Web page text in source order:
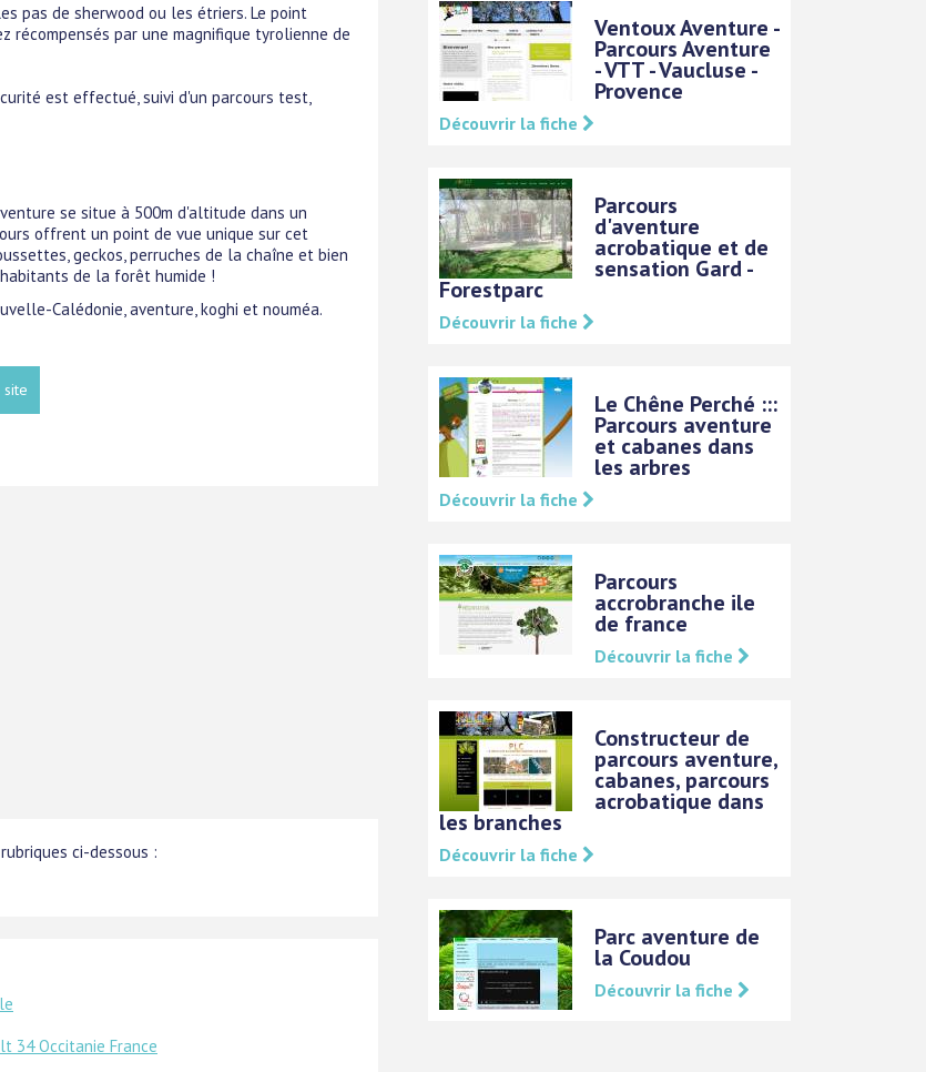
pas de sherwood ou les étriers. Le point
récompensés par une magnifique tyrolienne de
est effectué, suivi d'un parcours test,
se situe à 500m d'altitude dans un
offrent un point de vue unique sur cet
geckos, perruches de la chaîne et bien
de la forêt humide !
Calédonie, aventure, koghi et nouméa.
ci-dessous :
34 Occitanie France
Ventoux Aventure -
Parcours Aventure
- VTT - Vaucluse -
Provence
Découvrir la fiche
Parcours
d'aventure
acrobatique et de
sensation Gard -
Forestparc
Découvrir la fiche
Le Chêne Perché :::
Parcours aventure
et cabanes dans
les arbres
Découvrir la fiche
Parcours
accrobranche ile
de france
Découvrir la fiche
Constructeur de
parcours aventure,
cabanes, parcours
acrobatique dans
les branches
Découvrir la fiche
Parc aventure de
la Coudou
Découvrir la fiche